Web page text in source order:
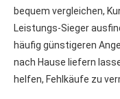
bequem vergleichen,
Leistungs-Sieger
häufig günstigeren
nach Hause liefern
helfen, Fehlkäufe zu